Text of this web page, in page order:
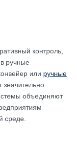
контроль,
ручные
или ручные
значительно
объединяют
среде.